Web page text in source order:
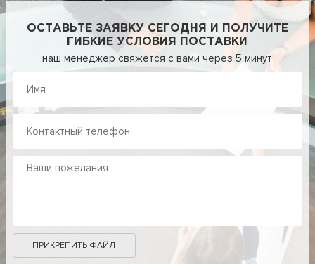
ОСТАВЬТЕ ЗАЯВКУ СЕГОДНЯ И ПОЛУЧИТЕ
ГИБКИЕ УСЛОВИЯ ПОСТАВКИ
наш менеджер свяжется с вами через 5 минут
ПРИКРЕПИТЬ ФАЙЛ